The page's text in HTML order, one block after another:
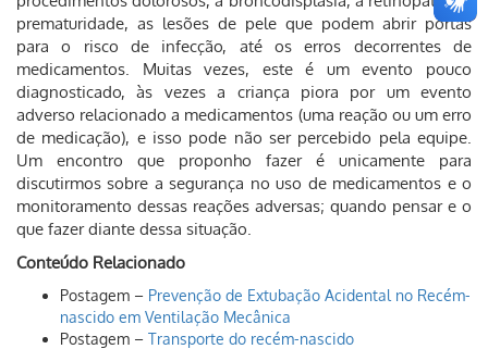
prematuridade, as lesões de pele que podem abrir portas
para o risco de infecção, até os erros decorrentes de
medicamentos. Muitas vezes, este é um evento pouco
diagnosticado, às vezes a criança piora por um evento
adverso relacionado a medicamentos (uma reação ou um erro
de medicação), e isso pode não ser percebido pela equipe.
Um encontro que proponho fazer é unicamente para
discutirmos sobre a segurança no uso de medicamentos e o
monitoramento dessas reações adversas; quando pensar e o
que fazer diante dessa situação.
Conteúdo Relacionado
Postagem – Prevenção de Extubação Acidental no Recém-
nascido em Ventilação Mecânica
Postagem – Transporte do recém-nascido